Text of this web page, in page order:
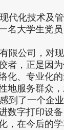
代化技术及
名大学生党
限公司，对
者，正是因
化、专业化
地服务群众
到了一个企
数字打印设
，在今后的